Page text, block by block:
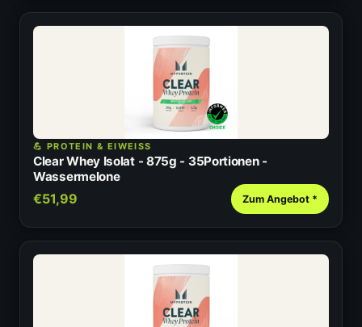
💪 PROTEIN & EIWEISS
Clear Whey Isolat - 875g - 35Portionen -
Wassermelone
€51,99 Zum Angebot *